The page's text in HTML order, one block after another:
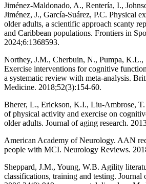
Jiménez-Maldonado, A., Rentería, I.,
Jiménez, J., García-Suárez, P.C. Physical
older adults, a scientific approach scanty
and Caribbean populations. Frontiers in
2024;6:1368593.
Northey, J.M., Cherbuin, N., Pumpa, K.L.,
Exercise interventions for cognitive
a systematic review with meta-analysis.
Medicine. 2018;52(3):154-60.
Bherer, L., Erickson, K.I., Liu-Ambrose,
of physical activity and exercise on
older adults. Journal of aging research.
American Academy of Neurology. AAN
people with MCI. Neurology Reviews.
Sheppard, J.M., Young, W.B. Agility
classifications, training and testing. Journal